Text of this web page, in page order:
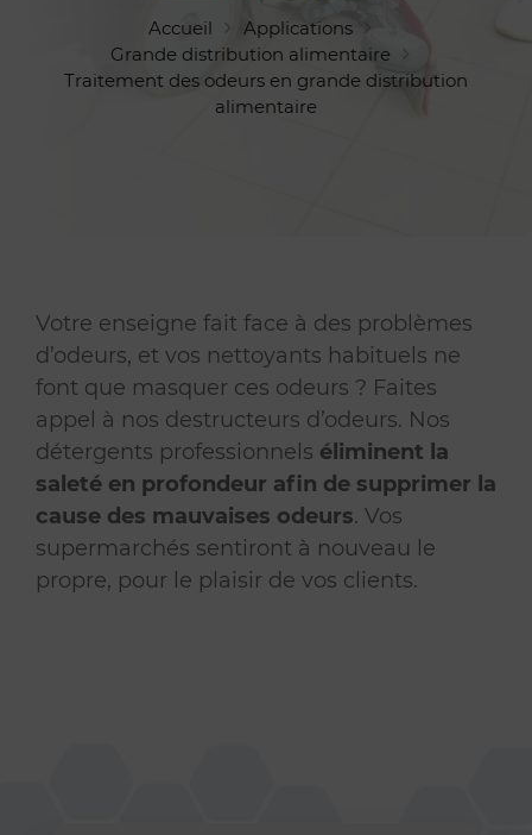
Accueil
Applications
Grande distribution alimentaire
Traitement des odeurs en grande distribution
alimentaire
Votre enseigne fait face à des problèmes
d’odeurs, et vos nettoyants habituels ne
font que masquer ces odeurs ? Faites
appel à nos destructeurs d’odeurs. Nos
détergents professionnels éliminent la
saleté en profondeur afin de supprimer la
cause des mauvaises odeurs. Vos
supermarchés sentiront à nouveau le
propre, pour le plaisir de vos clients.